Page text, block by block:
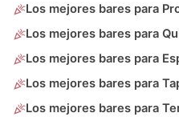
Los mejores bares para
Los mejores bares para
Los mejores bares para
Los mejores bares para
Los mejores bares para